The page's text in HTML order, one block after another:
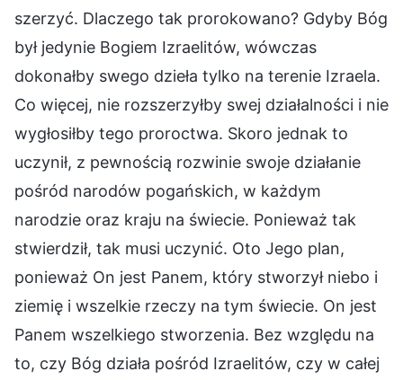
szerzyć. Dlaczego tak prorokowano? Gdyby Bóg
był jedynie Bogiem Izraelitów, wówczas
dokonałby swego dzieła tylko na terenie Izraela.
Co więcej, nie rozszerzyłby swej działalności i nie
wygłosiłby tego proroctwa. Skoro jednak to
uczynił, z pewnością rozwinie swoje działanie
pośród narodów pogańskich, w każdym
narodzie oraz kraju na świecie. Ponieważ tak
stwierdził, tak musi uczynić. Oto Jego plan,
ponieważ On jest Panem, który stworzył niebo i
ziemię i wszelkie rzeczy na tym świecie. On jest
Panem wszelkiego stworzenia. Bez względu na
to, czy Bóg działa pośród Izraelitów, czy w całej